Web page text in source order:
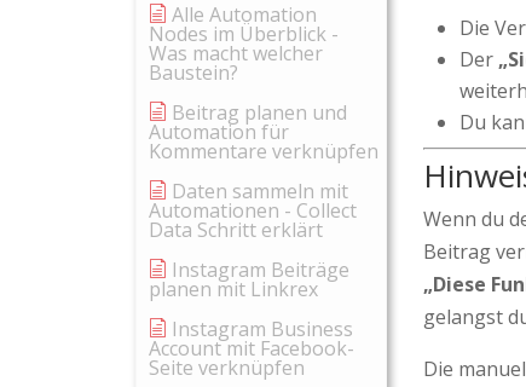
Alle Automation
Nodes im Überblick -
Was macht welcher
Baustein?
Beitrag planen und
Automation für
Kommentare verknüpfen
Daten sammeln mit
Automationen - Collect
Data Schritt erklärt
Instagram Beiträge
planen mit Linkrex
Instagram Business
Account mit Facebook-
Seite verknüpfen
Die
Der
Du
Wenn du
Beitrag
„Diese
gelangst
Die